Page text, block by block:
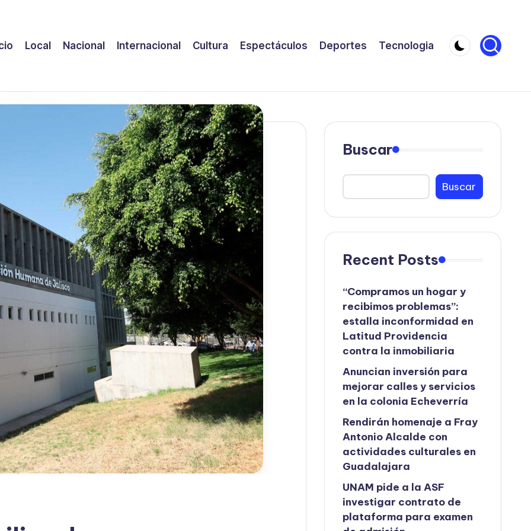
Local Nacional Internacional Cultura Espectáculos Deportes Tecnologia
Buscar
Buscar
Recent Posts
“Compramos un hogar y
recibimos problemas”:
estalla inconformidad en
Latitud Providencia
contra la inmobiliaria
Anuncian inversión para
mejorar calles y servicios
en la colonia Echeverría
Rendirán homenaje a Fray
Antonio Alcalde con
actividades culturales en
Guadalajara
UNAM pide a la ASF
investigar contrato de
plataforma para examen